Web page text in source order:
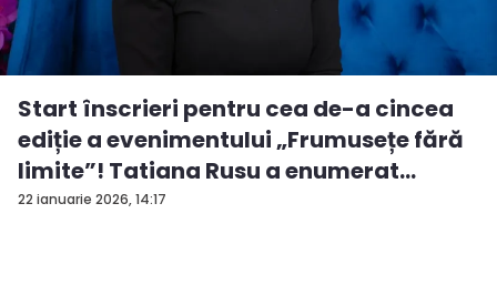
22 ianuarie 2026, 14:17
Start înscrieri pentru cea de-a cincea
ediție a evenimentului „Frumusețe fără
limite”! Tatiana Rusu a enumerat
criter...